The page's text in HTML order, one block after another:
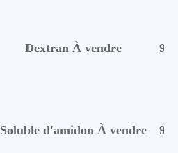
Dextran À vendre
Soluble d'amidon À vendre